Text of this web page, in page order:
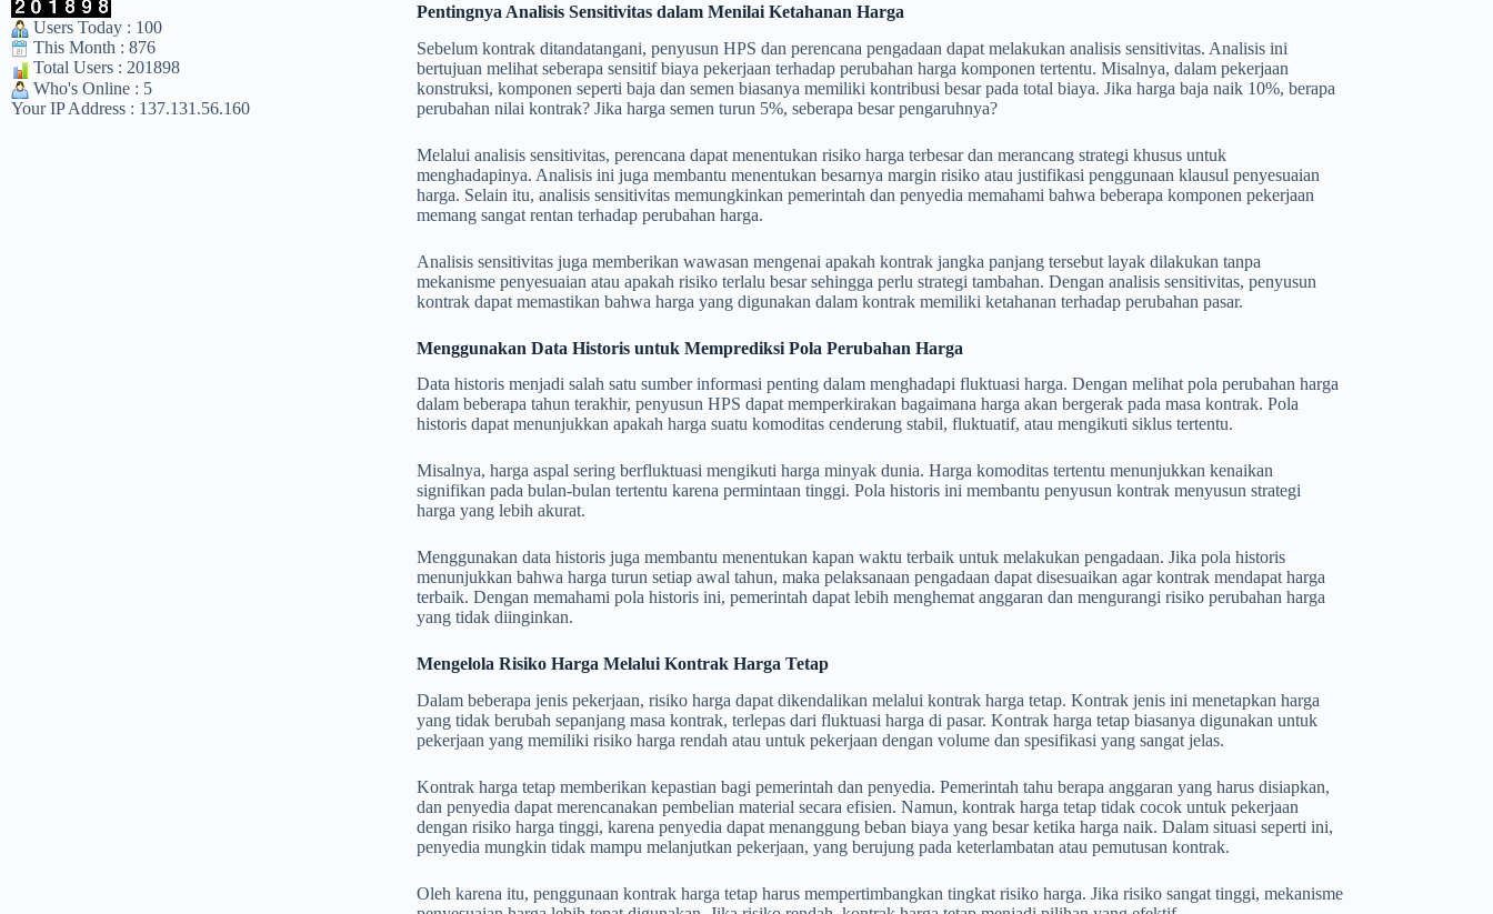
Pentingnya Analisis Sensitivitas dalam Menilai Ketahanan Harga
Sebelum kontrak ditandatangani, penyusun HPS dan perencana pengadaan dapat melakukan analisis sensitivitas. Analisis ini
bertujuan melihat seberapa sensitif biaya pekerjaan terhadap perubahan harga komponen tertentu. Misalnya, dalam pekerjaan
konstruksi, komponen seperti baja dan semen biasanya memiliki kontribusi besar pada total biaya. Jika harga baja naik 10%, berapa
perubahan nilai kontrak? Jika harga semen turun 5%, seberapa besar pengaruhnya?
Melalui analisis sensitivitas, perencana dapat menentukan risiko harga terbesar dan merancang strategi khusus untuk
menghadapinya. Analisis ini juga membantu menentukan besarnya margin risiko atau justifikasi penggunaan klausul penyesuaian
harga. Selain itu, analisis sensitivitas memungkinkan pemerintah dan penyedia memahami bahwa beberapa komponen pekerjaan
memang sangat rentan terhadap perubahan harga.
Analisis sensitivitas juga memberikan wawasan mengenai apakah kontrak jangka panjang tersebut layak dilakukan tanpa
mekanisme penyesuaian atau apakah risiko terlalu besar sehingga perlu strategi tambahan. Dengan analisis sensitivitas, penyusun
kontrak dapat memastikan bahwa harga yang digunakan dalam kontrak memiliki ketahanan terhadap perubahan pasar.
Menggunakan Data Historis untuk Memprediksi Pola Perubahan Harga
Data historis menjadi salah satu sumber informasi penting dalam menghadapi fluktuasi harga. Dengan melihat pola perubahan harga
dalam beberapa tahun terakhir, penyusun HPS dapat memperkirakan bagaimana harga akan bergerak pada masa kontrak. Pola
historis dapat menunjukkan apakah harga suatu komoditas cenderung stabil, fluktuatif, atau mengikuti siklus tertentu.
Misalnya, harga aspal sering berfluktuasi mengikuti harga minyak dunia. Harga komoditas tertentu menunjukkan kenaikan
signifikan pada bulan-bulan tertentu karena permintaan tinggi. Pola historis ini membantu penyusun kontrak menyusun strategi
harga yang lebih akurat.
Menggunakan data historis juga membantu menentukan kapan waktu terbaik untuk melakukan pengadaan. Jika pola historis
menunjukkan bahwa harga turun setiap awal tahun, maka pelaksanaan pengadaan dapat disesuaikan agar kontrak mendapat harga
terbaik. Dengan memahami pola historis ini, pemerintah dapat lebih menghemat anggaran dan mengurangi risiko perubahan harga
yang tidak diinginkan.
Mengelola Risiko Harga Melalui Kontrak Harga Tetap
Dalam beberapa jenis pekerjaan, risiko harga dapat dikendalikan melalui kontrak harga tetap. Kontrak jenis ini menetapkan harga
yang tidak berubah sepanjang masa kontrak, terlepas dari fluktuasi harga di pasar. Kontrak harga tetap biasanya digunakan untuk
pekerjaan yang memiliki risiko harga rendah atau untuk pekerjaan dengan volume dan spesifikasi yang sangat jelas.
Kontrak harga tetap memberikan kepastian bagi pemerintah dan penyedia. Pemerintah tahu berapa anggaran yang harus disiapkan,
dan penyedia dapat merencanakan pembelian material secara efisien. Namun, kontrak harga tetap tidak cocok untuk pekerjaan
dengan risiko harga tinggi, karena penyedia dapat menanggung beban biaya yang besar ketika harga naik. Dalam situasi seperti ini,
penyedia mungkin tidak mampu melanjutkan pekerjaan, yang berujung pada keterlambatan atau pemutusan kontrak.
Oleh karena itu, penggunaan kontrak harga tetap harus mempertimbangkan tingkat risiko harga. Jika risiko sangat tinggi, mekanisme
Users Today : 100
This Month : 876
Total Users : 201898
Who's Online : 5
Your IP Address : 137.131.56.160